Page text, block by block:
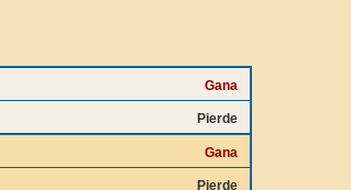
Gana
Pierde
Gana
Pierde